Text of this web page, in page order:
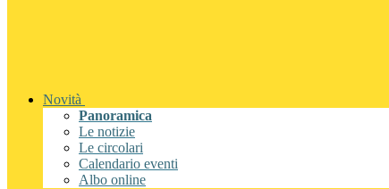
Novità
Panoramica
Le notizie
Le circolari
Calendario eventi
Albo online